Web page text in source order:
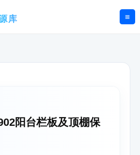
库
阳台栏板及顶棚保